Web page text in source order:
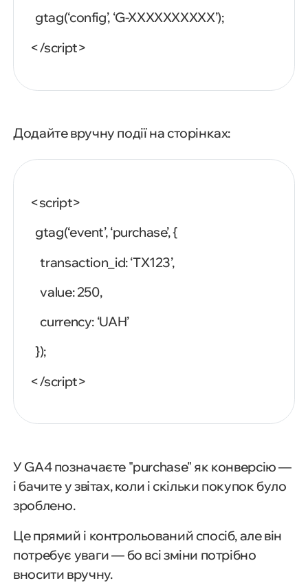
gtag(‘config’, ‘G-XXXXXXXXXX’);
</script>
Додайте вручну події на сторінках:
<script>
gtag(‘event’,‘purchase’,{
transaction_id:‘TX123’,
value:250,
currency: ‘UAH’
});
</script>
У GA4 позначаєте "purchase" як конверсію —
і бачите у звітах, коли і скільки покупок було
зроблено.
Це прямий і контрольований спосіб, але він
потребує уваги — бо всі зміни потрібно
вносити вручну.